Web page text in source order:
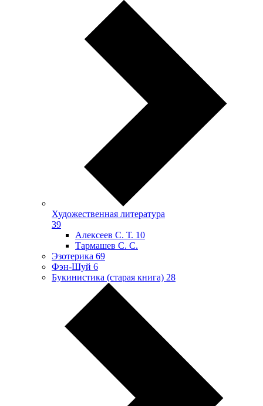
Художественная литература
39
Алексеев С. Т. 10
Тармашев С. С.
Эзотерика 69
Фэн-Шуй 6
Букинистика (старая книга) 28